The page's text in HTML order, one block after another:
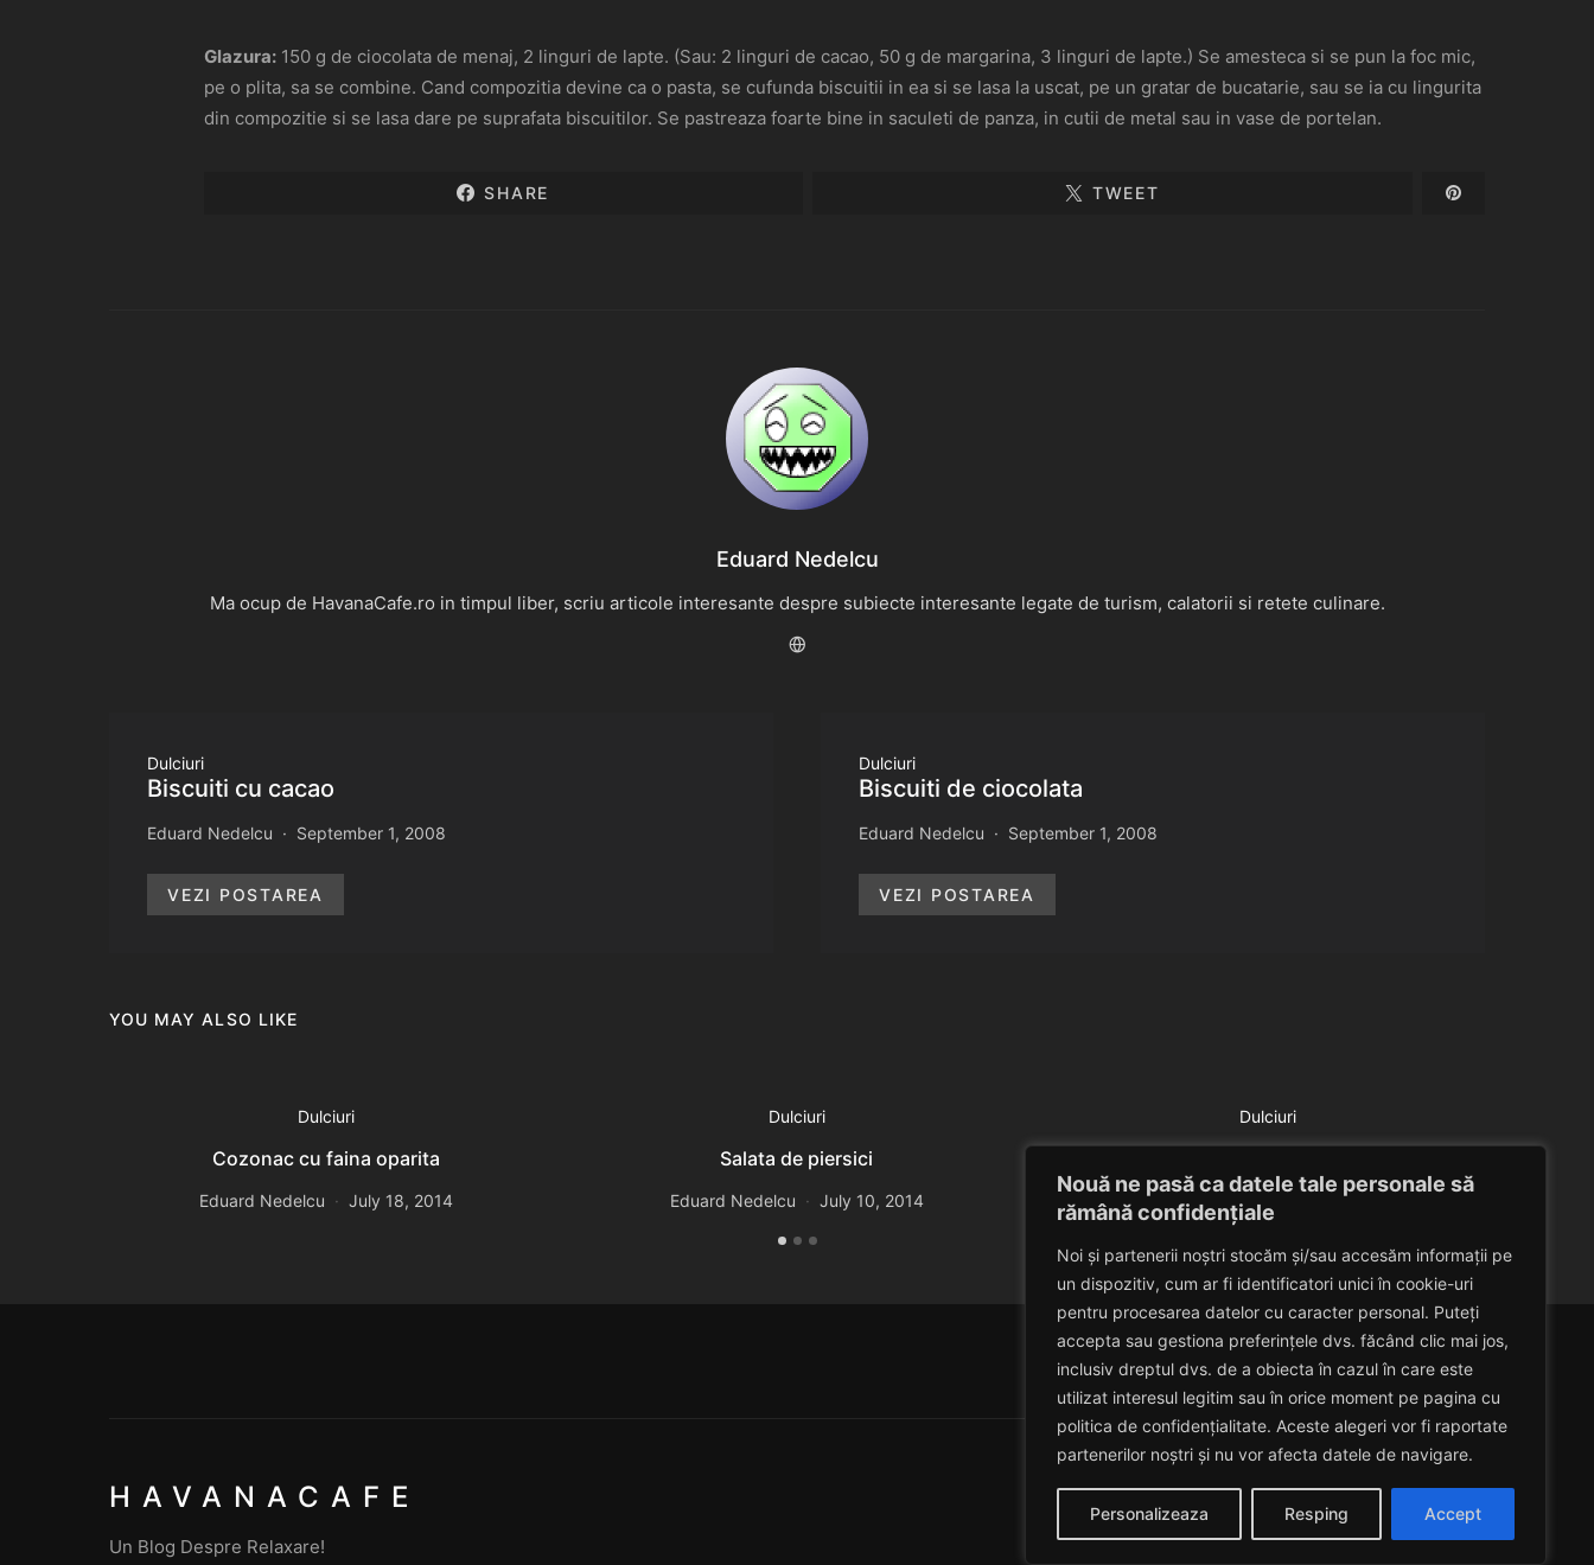
Nouă ne pasă ca datele tale personale să
rămână confidențiale
Noi și partenerii noștri stocăm și/sau accesăm informații pe
un dispozitiv, cum ar fi identificatori unici în cookie-uri
pentru procesarea datelor cu caracter personal. Puteți
accepta sau gestiona preferințele dvs. făcând clic mai jos,
inclusiv dreptul dvs. de a obiecta în cazul în care este
utilizat interesul legitim sau în orice moment pe pagina cu
politica de confidențialitate. Aceste alegeri vor fi raportate
partenerilor noștri și nu vor afecta datele de navigare.
Personalizeaza Resping Accept
Glazura: 150 g de ciocolata de menaj, 2 linguri de lapte. (Sau: 2 linguri de cacao, 50 g de margarina, 3 linguri de lapte.) Se amesteca si se pun la foc mic,
pe o plita, sa se combine. Cand compozitia devine ca o pasta, se cufunda biscuitii in ea si se lasa la uscat, pe un gratar de bucatarie, sau se ia cu lingurita
din compozitie si se lasa dare pe suprafata biscuitilor. Se pastreaza foarte bine in saculeti de panza, in cutii de metal sau in vase de portelan.
SHARE TWEET
Eduard Nedelcu
Ma ocup de HavanaCafe.ro in timpul liber, scriu articole interesante despre subiecte interesante legate de turism, calatorii si retete culinare.
Dulciuri
Biscuiti cu cacao
Eduard Nedelcu September 1, 2008
VEZI POSTAREA
Dulciuri
Biscuiti de ciocolata
Eduard Nedelcu September 1, 2008
VEZI POSTAREA
YOU MAY ALSO LIKE
Dulciuri
Cozonac cu faina oparita
Eduard Nedelcu July 18, 2014
Dulciuri
Salata de piersici
Eduard Nedelcu July 10, 2014
Dulciuri
Eduard Nedelcu July 9, 2014
HAVANACAFE
Un Blog Despre Relaxare!